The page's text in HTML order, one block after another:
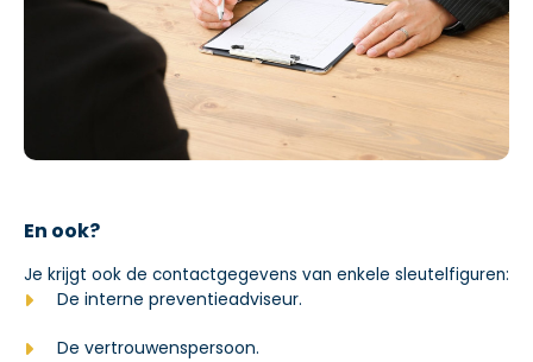
En ook?
Je krijgt ook de contactgegevens van enkele sleutelfiguren:
De interne preventieadviseur.
De vertrouwenspersoon.